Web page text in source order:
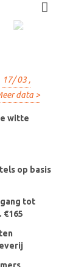
17/ 03 ,
data >
witte
op basis
tot
€165